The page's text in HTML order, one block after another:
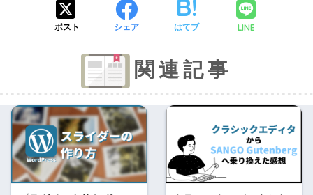
ポスト シェア はてブ LINE
関連記事